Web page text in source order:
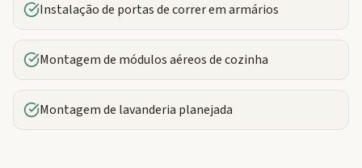
Instalação de portas de correr em armários
Montagem de módulos aéreos de cozinha
Montagem de lavanderia planejada